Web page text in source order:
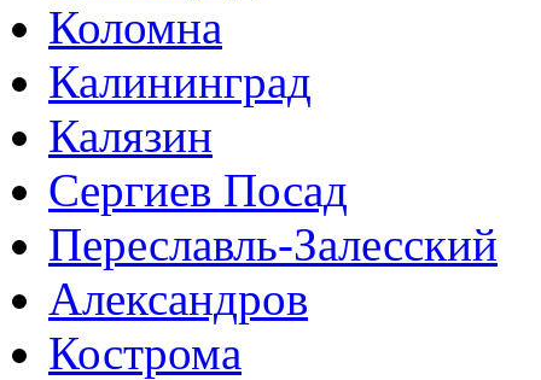
Коломна
Калининград
Калязин
Сергиев Посад
Переславль-Залесский
Александров
Кострома